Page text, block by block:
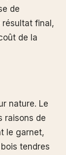
de
résultat final,
de la
nature. Le
raisons de
le garnet,
tendres